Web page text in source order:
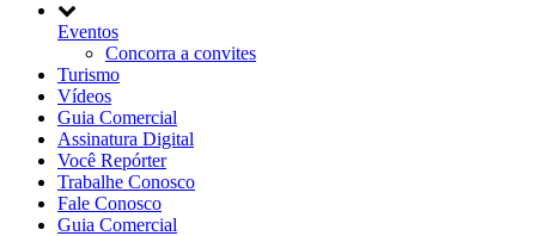
Eventos
Concorra a convites
Turismo
Vídeos
Guia Comercial
Assinatura Digital
Você Repórter
Trabalhe Conosco
Fale Conosco
Guia Comercial